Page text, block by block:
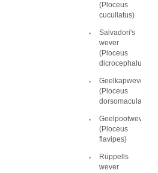
(Ploceus
cucullatus)
Salvadori's
wever
(Ploceus
dicrocephalus)
Geelkapwever
(Ploceus
dorsomaculatus)
Geelpootwever
(Ploceus
flavipes)
Rüppells
wever